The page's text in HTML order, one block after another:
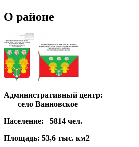
О районе
Административный центр:
село Ванновское
Население:
5814 чел.
Площадь: 53,6 тыс. км2